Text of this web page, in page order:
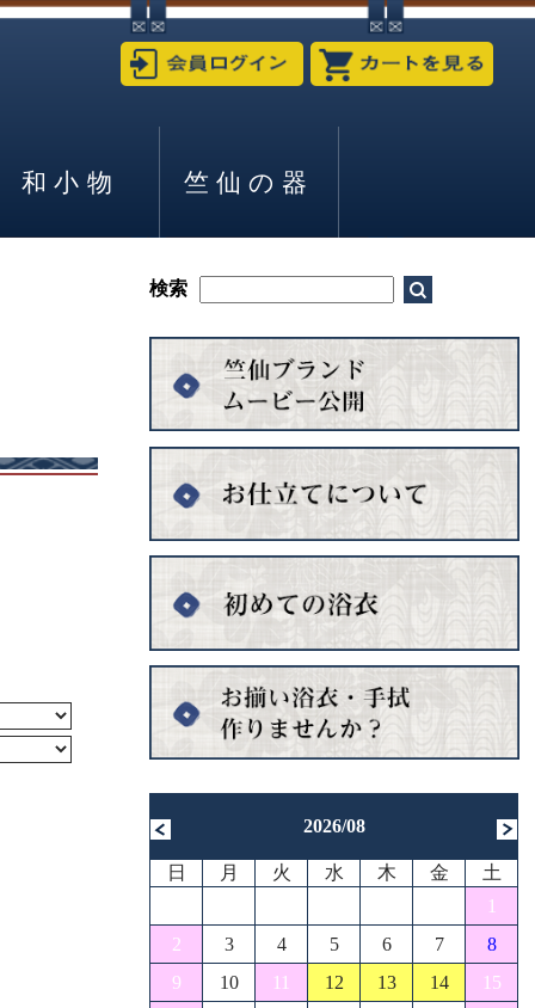
和小物 竺仙の器
2026/08
日 月 火 水 木 金
土
1
2
3 4 5 6 7
8
9
10 11 12 13 14
15